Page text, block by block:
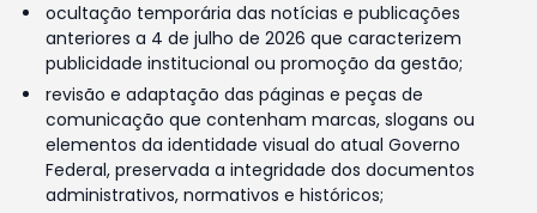
ocultação temporária das notícias e publicações
anteriores a 4 de julho de 2026 que caracterizem
publicidade institucional ou promoção da gestão;
revisão e adaptação das páginas e peças de
comunicação que contenham marcas, slogans ou
elementos da identidade visual do atual Governo
Federal, preservada a integridade dos documentos
administrativos, normativos e históricos;